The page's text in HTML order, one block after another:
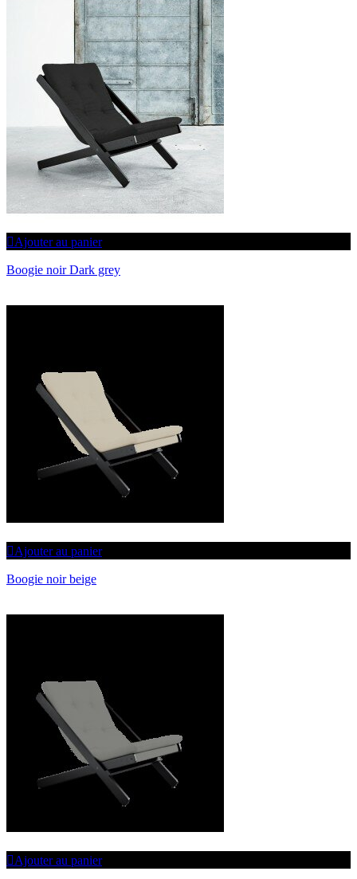
Ajouter au panier
Boogie noir Dark grey
Ajouter au panier
Boogie noir beige
Ajouter au panier